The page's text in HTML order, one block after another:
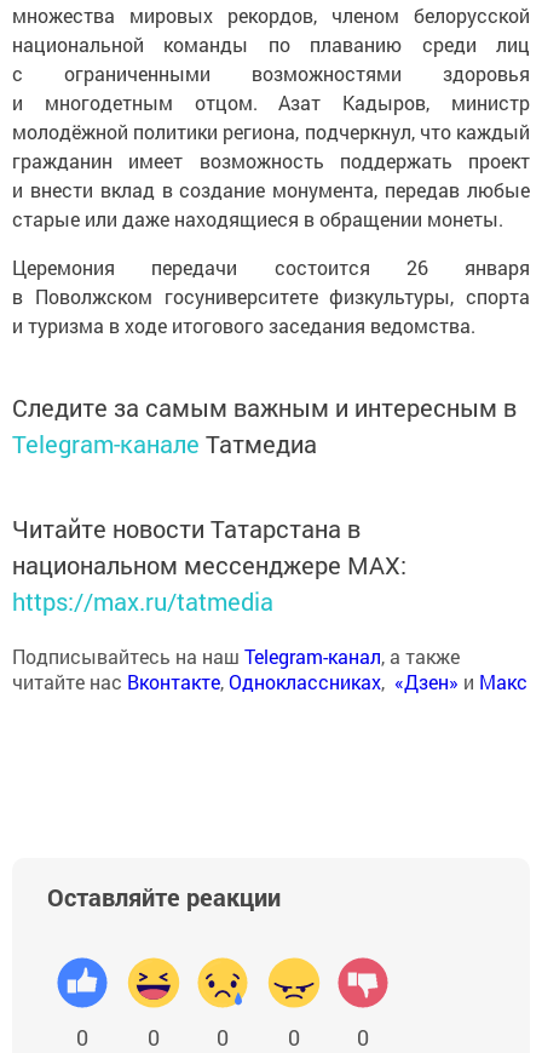
множества мировых рекордов, членом белорусской
национальной команды по плаванию среди лиц
с ограниченными возможностями здоровья
и многодетным отцом. Азат Кадыров, министр
молодёжной политики региона, подчеркнул, что каждый
гражданин имеет возможность поддержать проект
и внести вклад в создание монумента, передав любые
старые или даже находящиеся в обращении монеты.
Церемония передачи состоится 26 января
в Поволжском госуниверситете физкультуры, спорта
и туризма в ходе итогового заседания ведомства.
Следите за самым важным и интересным в
Telegram-канале Татмедиа
Читайте новости Татарстана в
национальном мессенджере MАХ:
https://max.ru/tatmedia
Подписывайтесь на наш Telegram-канал, а также
читайте нас Вконтакте,Одноклассниках, «Дзен» и Макс
Оставляйте реакции
0 0 0 0 0